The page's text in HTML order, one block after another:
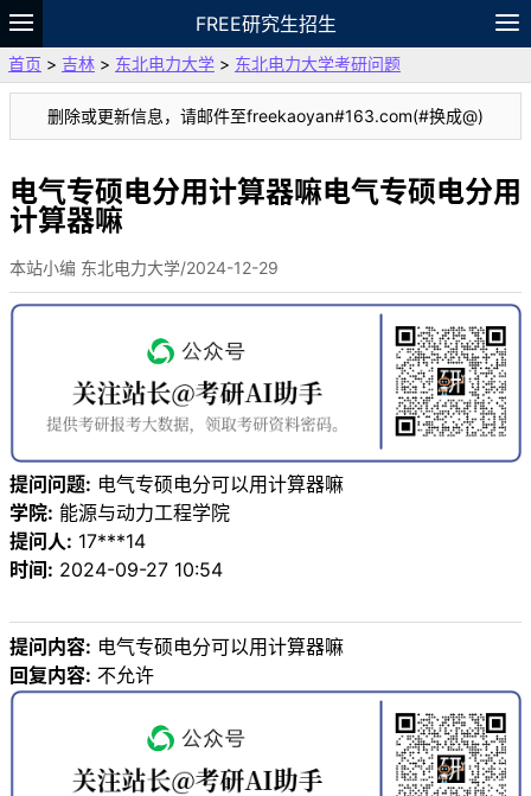
FREE研究生招生
题库
故事 专题 APP 笔记
论坛
VIP
资料
首页 > 吉林 > 东北电力大学 > 东北电力大学考研问题
删除或更新信息，请邮件至freekaoyan#163.com(#换成@)
电气专硕电分用计算器嘛电气专硕电分用
计算器嘛
本站小编 东北电力大学/2024-12-29
提问问题: 电气专硕电分可以用计算器嘛
学院: 能源与动力工程学院
提问人: 17***14
时间: 2024-09-27 10:54
提问内容: 电气专硕电分可以用计算器嘛
回复内容: 不允许